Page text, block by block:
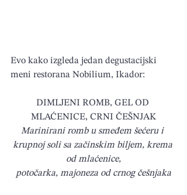
Evo kako izgleda jedan degustacijski
meni restorana Nobilium, Ikador:
DIMLJENI ROMB, GEL OD
MLAĆENICE, CRNI ČEŠNJAK
Marinirani romb u smeđem šećeru i
krupnoj soli sa začinskim biljem, krema
od mlaćenice,
potočarka, majoneza od crnog češnjaka